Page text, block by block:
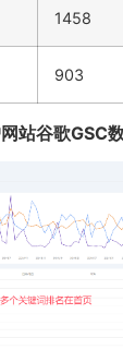
1458
903
站谷歌GSC